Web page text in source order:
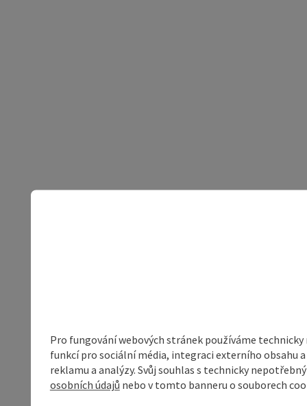
Pro fungování webových stránek používáme
funkcí pro sociální média, integraci externího obsahu
reklamu a analýzy. Svůj souhlas s technicky
osobních údajů nebo v tomto banneru o souborech